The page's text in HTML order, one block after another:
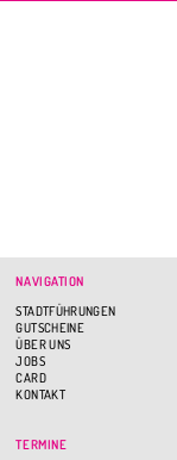
NAVIGATION
STADTFÜHRUNGEN
GUTSCHEINE
ÜBER UNS
JOBS
CARD
KONTAKT
TERMINE